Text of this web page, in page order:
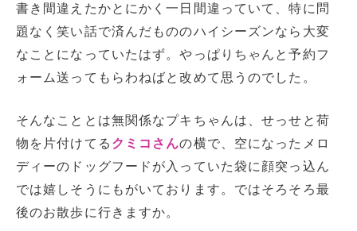
書き間違えたかとにかく一日間違っていて、特に問
題なく笑い話で済んだもののハイシーズンなら大変
なことになっていたはず。やっぱりちゃんと予約フ
ォーム送ってもらわねばと改めて思うのでした。
そんなこととは無関係なプキちゃんは、せっせと荷
物を片付けてる クミコさんの横で、空になったメロ
ディーのドッグフードが入っていた袋に顔突っ込ん
では嬉しそうにもがいております。ではそろそろ最
後のお散歩に行きますか。